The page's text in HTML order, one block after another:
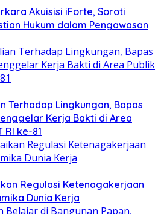
Akuisisi iForte, Soroti
Hukum dalam Pengawasan
Terhadap Lingkungan, Bapas
Kerja Bakti di Area
RI ke-81
Regulasi Ketenagakerjaan
Dunia Kerja